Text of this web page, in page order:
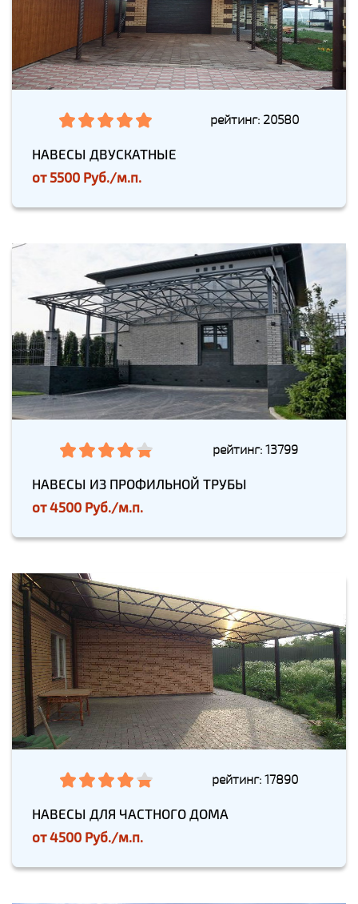
рейтинг: 20580
НАВЕСЫ ДВУСКАТНЫЕ
от5500 Руб./м.п.
рейтинг: 13799
НАВЕСЫ ИЗ ПРОФИЛЬНОЙ ТРУБЫ
от4500 Руб./м.п.
рейтинг: 17890
НАВЕСЫ ДЛЯ ЧАСТНОГО ДОМА
от4500 Руб./м.п.